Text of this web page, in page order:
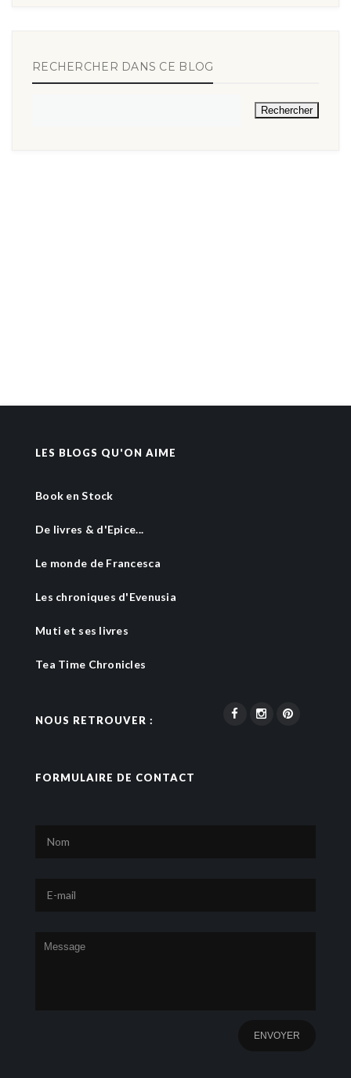
RECHERCHER DANS CE BLOG
LES BLOGS QU'ON AIME
Book en Stock
De livres & d'Epice...
Le monde de Francesca
Les chroniques d'Evenusia
Muti et ses livres
Tea Time Chronicles
NOUS RETROUVER :
FORMULAIRE DE CONTACT